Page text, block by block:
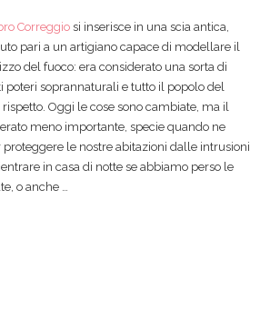
Correggio si inserisce in una scia antica,
pari a un artigiano capace di modellare il
del fuoco: era considerato una sorta di
poteri soprannaturali e tutto il popolo del
Oggi le cose sono cambiate, ma il
meno importante, specie quando ne
le nostre abitazioni dalle intrusioni
in casa di notte se abbiamo perso le
o anche …